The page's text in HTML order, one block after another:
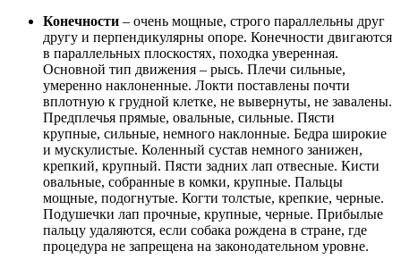
Конечности – очень мощные, строго параллельны друг
другу и перпендикулярны опоре. Конечности двигаются
в параллельных плоскостях, походка уверенная.
Основной тип движения – рысь. Плечи сильные,
умеренно наклоненные. Локти поставлены почти
вплотную к грудной клетке, не вывернуты, не завалены.
Предплечья прямые, овальные, сильные. Пясти
крупные, сильные, немного наклонные. Бедра широкие
и мускулистые. Коленный сустав немного занижен,
крепкий, крупный. Пясти задних лап отвесные. Кисти
овальные, собранные в комки, крупные. Пальцы
мощные, подогнутые. Когти толстые, крепкие, черные.
Подушечки лап прочные, крупные, черные. Прибылые
пальцу удаляются, если собака рождена в стране, где
процедура не запрещена на законодательном уровне.